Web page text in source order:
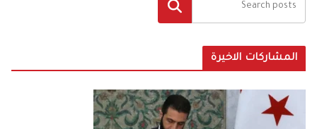
البحث
المشاركات الاخيرة